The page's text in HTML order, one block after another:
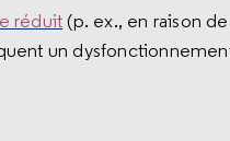
réduit(p. ex., en raison
un